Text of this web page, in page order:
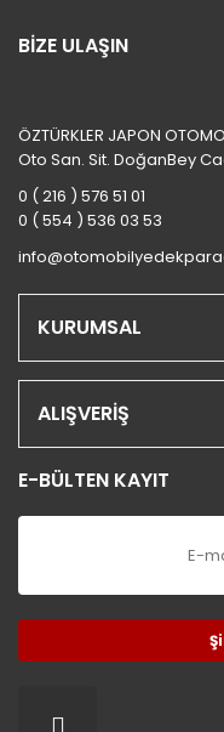
BİZE ULAŞIN
ÖZTÜRKLER JAPON
Oto San. Sit. DoğanBey
0 ( 216 ) 576 51 01
0 ( 554 ) 536 03 53
KURUMSAL
ALIŞVERİŞ
E-BÜLTEN KAYIT